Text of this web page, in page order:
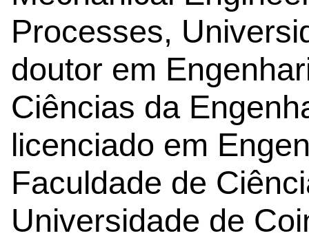
Processes,
doutor em
Ciências da
licenciado em
Faculdade de
Universidade de